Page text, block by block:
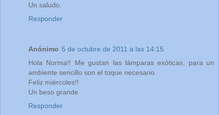
Un saludo.
Responder
Anónimo 5 de octubre de 2011 a las 14:15
Hola Norma!! Me gustan las lámparas exóticas, para un
ambiente sencillo son el toque necesario.
Feliz miércoles!!
Un beso grande
Responder